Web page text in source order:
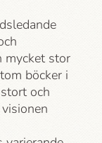
mycket stor
böcker i
och